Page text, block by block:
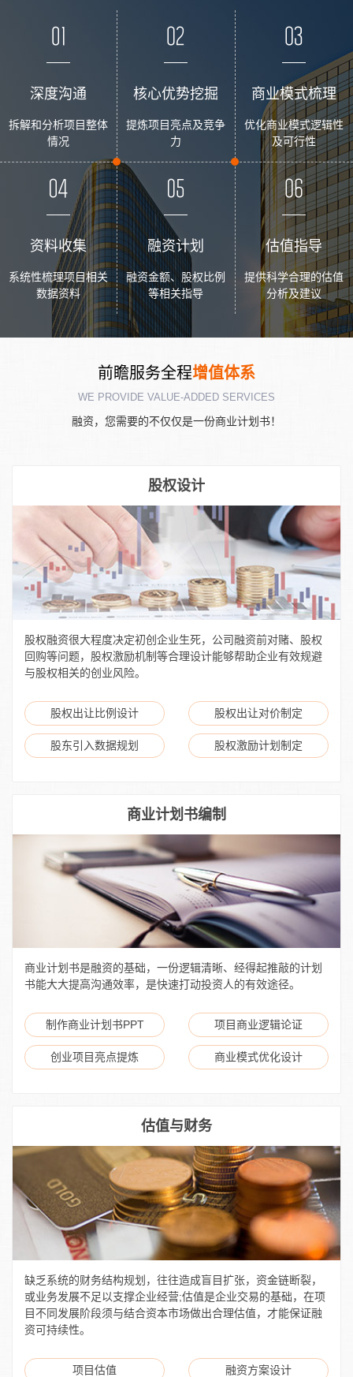
深度沟通
拆解和分析项目整体
情况
核心优势挖掘
提炼项目亮点及竞争
力
商业模式梳理
优化商业模式逻辑性
及可行性
资料收集
系统性梳理项目相关
数据资料
融资计划
融资金额、股权比例
等相关指导
估值指导
提供科学合理的估值
分析及建议
前瞻服务全程增值体系
WE PROVIDE VALUE-ADDED SERVICES
融资，您需要的不仅仅是一份商业计划书！
股权设计
股权融资很大程度决定初创企业生死，公司融资前对赌、股权
回购等问题，股权激励机制等合理设计能够帮助企业有效规避
与股权相关的创业风险。
股权出让比例设计 股权出让对价制定
股东引入数据规划 股权激励计划制定
商业计划书编制
商业计划书是融资的基础，一份逻辑清晰、经得起推敲的计划
书能大大提高沟通效率，是快速打动投资人的有效途径。
制作商业计划书PPT 项目商业逻辑论证
创业项目亮点提炼 商业模式优化设计
估值与财务
缺乏系统的财务结构规划，往往造成盲目扩张，资金链断裂，
或业务发展不足以支撑企业经营;估值是企业交易的基础，在项
目不同发展阶段须与结合资本市场做出合理估值，才能保证融
资可持续性。
项目估值 融资方案设计